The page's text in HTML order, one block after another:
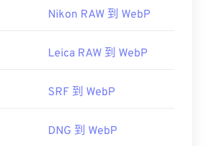
1985 年 11 月 20 日
wiki/
en.wikipedia.org/wiki/
Nikon RAW 到 WebP
Leica RAW 到 WebP
SRF 到 WebP
DNG 到 WebP